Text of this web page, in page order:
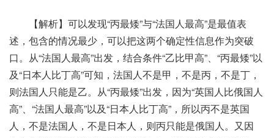
【解析】可以发现“丙最矮”与“法国人最高”是最值表
述，包含的情况最少，可以把这两个确定性信息作为突破
口。从“法国人最高”出发，结合条件“乙比甲高”、“丙最矮”以
及“日本人比丁高”可知，法国人不是甲，不是丙，不是丁，
则法国人只能是乙。从“丙最矮”出发，因为“英国人比俄国人
高”、“法国人最高”以及“日本人比丁高”，所以丙不是英国
人，不是法国人，不是日本人，则丙只能是俄国人。又因